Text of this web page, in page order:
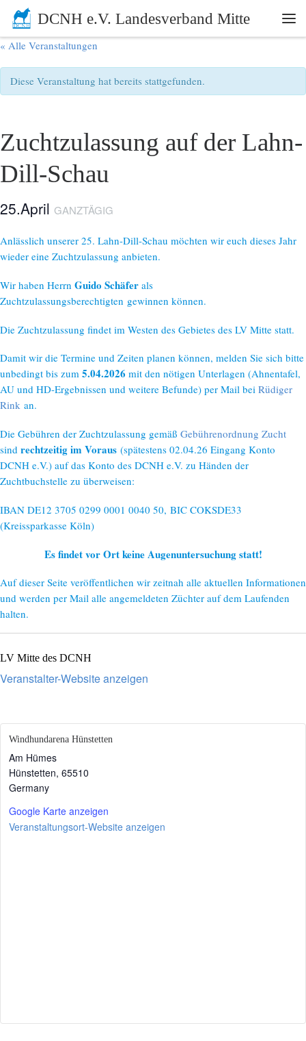
Zum Inhalt springen
DCNH e.V. Landesverband Mitte
« Alle Veranstaltungen
Diese Veranstaltung hat bereits stattgefunden.
Zuchtzulassung auf der Lahn-
Dill-Schau
25.April GANZTÄGIG
Anlässlich unserer 25. Lahn-Dill-Schau möchten wir euch dieses Jahr
wieder eine Zuchtzulassung anbieten.
Wir haben Herrn Guido Schäfer als
Zuchtzulassungsberechtigten gewinnen können.
Die Zuchtzulassung findet im Westen des Gebietes des LV Mitte statt.
Damit wir die Termine und Zeiten planen können, melden Sie sich bitte
unbedingt bis zum 5.04.2026 mit den nötigen Unterlagen (Ahnentafel,
AU und HD-Ergebnissen und weitere Befunde) per Mail bei Rüdiger
Rink an.
Die Gebühren der Zuchtzulassung gemäß Gebührenordnung Zucht
sind rechtzeitig im Voraus (spätestens 02.04.26 Eingang Konto
DCNH e.V.) auf das Konto des DCNH e.V. zu Händen der
Zuchtbuchstelle zu überweisen:
IBAN DE12 3705 0299 0001 0040 50, BIC COKSDE33
(Kreissparkasse Köln)
Es findet vor Ort keine Augenuntersuchung statt!
Auf dieser Seite veröffentlichen wir zeitnah alle aktuellen Informationen
und werden per Mail alle angemeldeten Züchter auf dem Laufenden
halten.
LV Mitte des DCNH
Veranstalter-Website anzeigen
Windhundarena Hünstetten
Am Hümes
Hünstetten, 65510
Germany
Google Karte anzeigen
Veranstaltungsort-Website anzeigen